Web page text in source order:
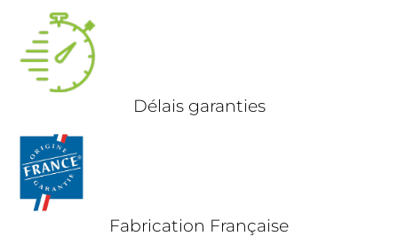
Délais garanties
Fabrication Française